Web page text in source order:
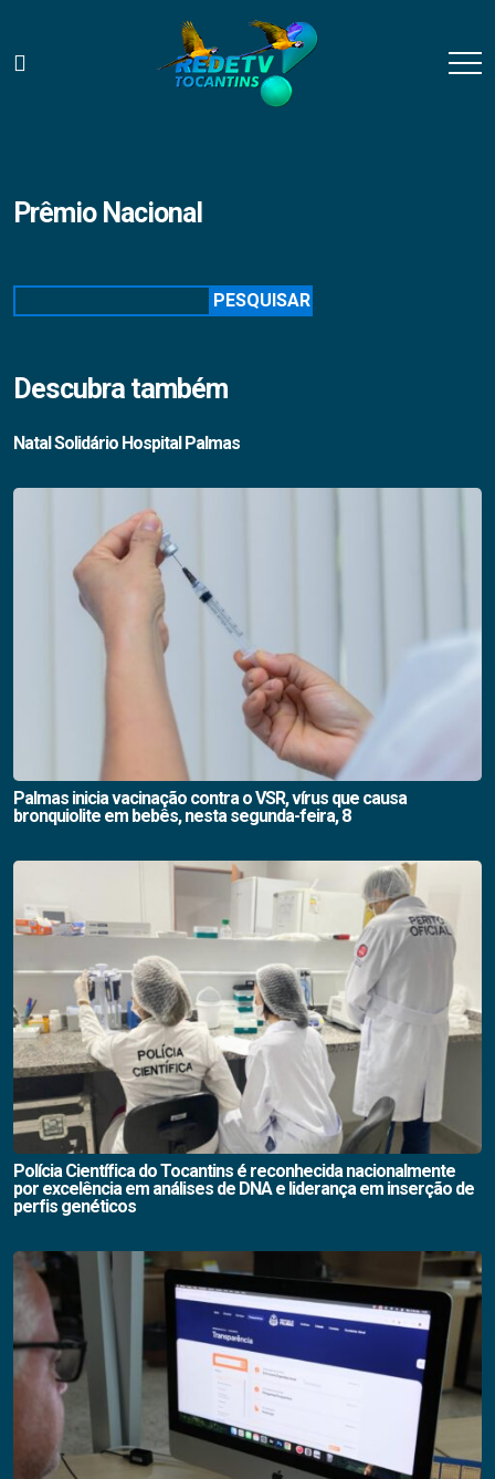
Prêmio Nacional
PESQUISAR
Descubra também
Natal Solidário Hospital Palmas
Palmas inicia vacinação contra o VSR, vírus que causa
bronquiolite em bebês, nesta segunda-feira, 8
Polícia Científica do Tocantins é reconhecida nacionalmente
por excelência em análises de DNA e liderança em inserção de
perfis genéticos